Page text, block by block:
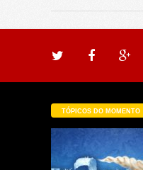
TÓPICOS DO MOMENTO